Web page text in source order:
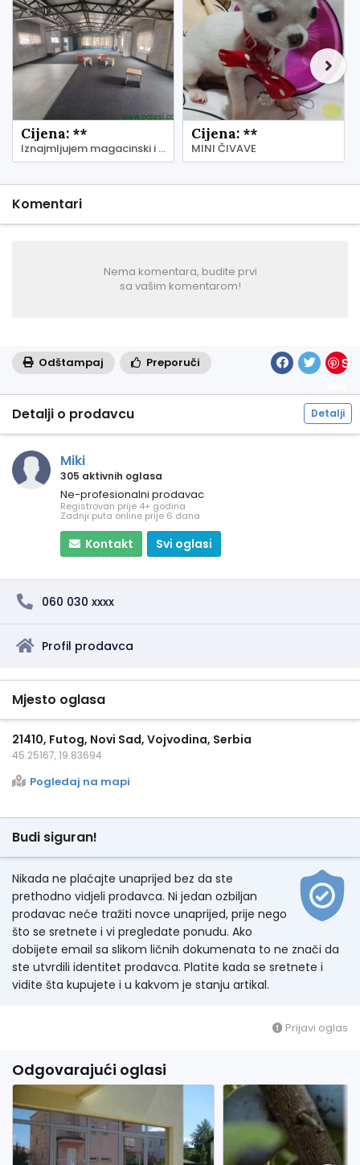
Cijena: **
Iznajmljujem magacinski i kancelarijski prostor - Zemun
Cijena: **
MINI ČIVAVE
Komentari
Nema komentara, budite prvi
sa vašim komentarom!
Odštampaj Preporuči
S
Detalji o prodavcu Detalji
Miki
305 aktivnih oglasa
Ne-profesionalni prodavac
Registrovan prije 4+ godina
Zadnji puta online prije 6 dana
Kontakt Svi oglasi
060 030 xxxx
Profil prodavca
Mjesto oglasa
21410, Futog, Novi Sad, Vojvodina, Serbia
45.25167, 19.83694
Pogledaj na mapi
Budi siguran!
Nikada ne plaćajte unaprijed bez da ste
prethodno vidjeli prodavca. Ni jedan ozbiljan
prodavac neće tražiti novce unaprijed, prije nego
što se sretnete i vi pregledate ponudu. Ako
dobijete email sa slikom ličnih dokumenata to ne znači da
ste utvrdili identitet prodavca. Platite kada se sretnete i
vidite šta kupujete i u kakvom je stanju artikal.
Prijavi oglas
Odgovarajući oglasi